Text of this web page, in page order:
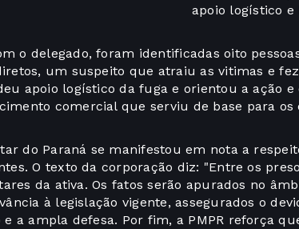
apoio logístico
o delegado, foram identificadas oito
um suspeito que atraiu as vitimas e
apoio logístico da fuga e orientou a ação
comercial que serviu de base para os
do Paraná se manifestou em nota a
O texto da corporação diz: "Entre os
da ativa. Os fatos serão apurados no
à legislação vigente, assegurados o
a ampla defesa. Por fim, a PMPR reforça